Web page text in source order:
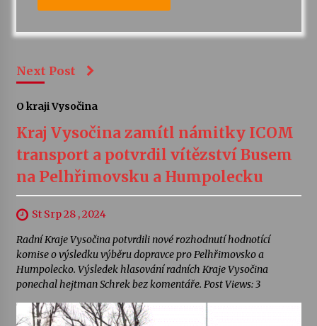
Next Post
O kraji Vysočina
Kraj Vysočina zamítl námitky ICOM
transport a potvrdil vítězství Busem
na Pelhřimovsku a Humpolecku
St Srp 28 , 2024
Radní Kraje Vysočina potvrdili nové rozhodnutí hodnotící
komise o výsledku výběru dopravce pro Pelhřimovsko a
Humpolecko. Výsledek hlasování radních Kraje Vysočina
ponechal hejtman Schrek bez komentáře. Post Views: 3